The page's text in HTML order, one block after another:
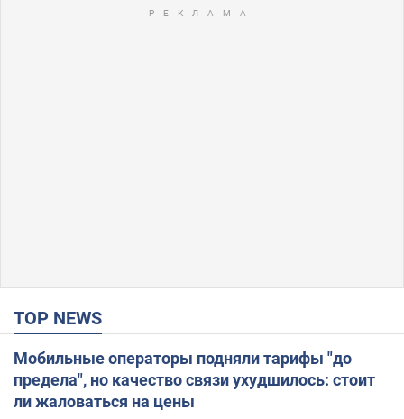
TOP NEWS
Мобильные операторы подняли тарифы "до
предела", но качество связи ухудшилось: стоит
ли жаловаться на цены